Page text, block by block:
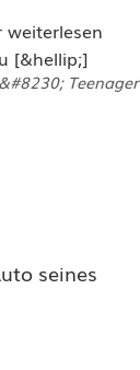
Teenager
seines